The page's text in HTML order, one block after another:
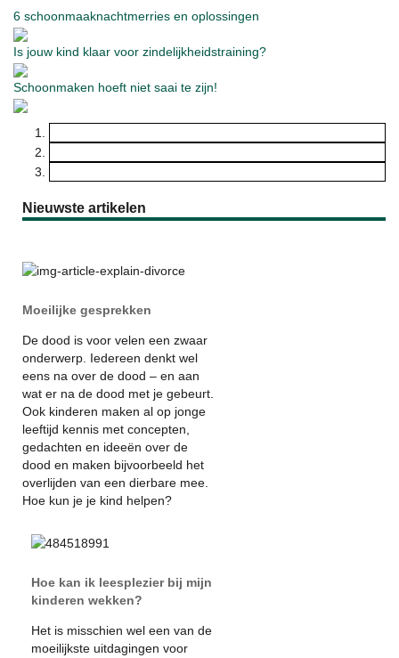
6 schoonmaaknachtmerries en oplossingen
Is jouw kind klaar voor zindelijkheidstraining?
Schoonmaken hoeft niet saai te zijn!
Nieuwste artikelen
Moeilijke gesprekken
De dood is voor velen een zwaar
onderwerp. Iedereen denkt wel
eens na over de dood – en aan
wat er na de dood met je gebeurt.
Ook kinderen maken al op jonge
leeftijd kennis met concepten,
gedachten en ideeën over de
dood en maken bijvoorbeeld het
overlijden van een dierbare mee.
Hoe kun je je kind helpen?
Hoe kan ik leesplezier bij mijn
kinderen wekken?
Het is misschien wel een van de
moeilijkste uitdagingen voor